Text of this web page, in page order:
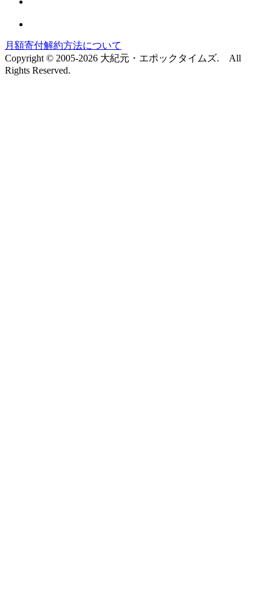
月額寄付解約方法について
Copyright © 2005-2026 大紀元・エポックタイムズ. All
Rights Reserved.